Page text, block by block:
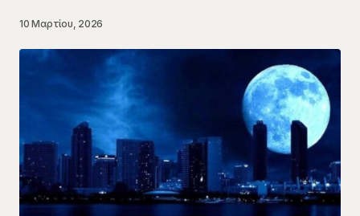
10 Μαρτίου, 2026